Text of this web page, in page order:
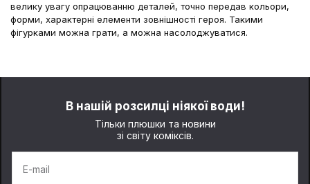
велику увагу опрацюванню деталей, точно передав кольори,
форми, характерні елементи зовнішності героя. Такими
фігурками можна грати, а можна насолоджуватися.
аксесуари для гаджетів;
Лінійка товарів на тему Людина амфібія включає безліч
стильних товарів, які стануть чудовим доповненням вашої
колекції Мерч. Якщо шукаєте сувенір на подарунок –
В нашій розсилці ніякої води!
Тільки плюшки та новини
зі світу коміксів.
E-mail